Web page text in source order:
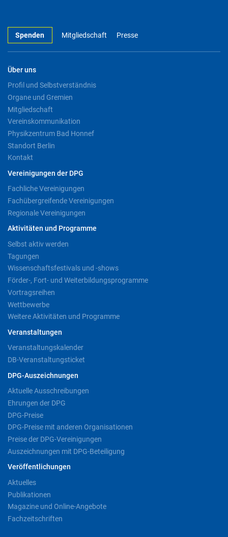
Spenden Mitgliedschaft Presse
Über uns
Profil und Selbstverständnis
Organe und Gremien
Mitgliedschaft
Vereinskommunikation
Physikzentrum Bad Honnef
Standort Berlin
Kontakt
Vereinigungen der DPG
Fachliche Vereinigungen
Fachübergreifende Vereinigungen
Regionale Vereinigungen
Aktivitäten und Programme
Selbst aktiv werden
Tagungen
Wissenschaftsfestivals und -shows
Förder-, Fort- und Weiterbildungsprogramme
Vortragsreihen
Wettbewerbe
Weitere Aktivitäten und Programme
Veranstaltungen
Veranstaltungskalender
DB-Veranstaltungsticket
DPG-Auszeichnungen
Aktuelle Ausschreibungen
Ehrungen der DPG
DPG-Preise
DPG-Preise mit anderen Organisationen
Preise der DPG-Vereinigungen
Auszeichnungen mit DPG-Beteiligung
Veröffentlichungen
Aktuelles
Publikationen
Magazine und Online-Angebote
Fachzeitschriften